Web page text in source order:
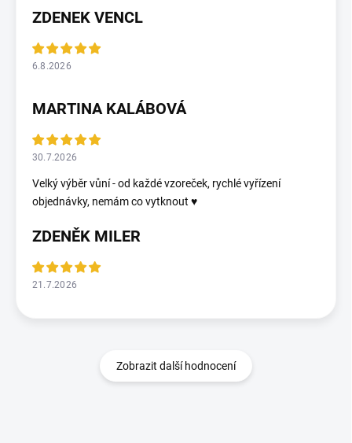
ZDENEK VENCL
6.8.2026
MARTINA KALÁBOVÁ
30.7.2026
Velký výběr vůní - od každé vzoreček, rychlé vyřízení
objednávky, nemám co vytknout ♥️
ZDENĚK MILER
21.7.2026
Zobrazit další hodnocení